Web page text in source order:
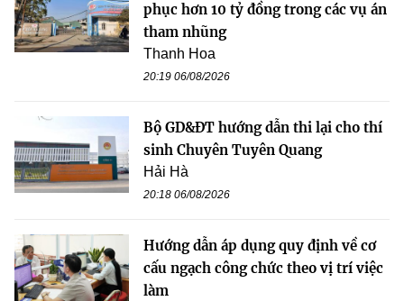
phục hơn 10 tỷ đồng trong các vụ án
tham nhũng
Thanh Hoa
20:19 06/08/2026
Bộ GD&ĐT hướng dẫn thi lại cho thí
sinh Chuyên Tuyên Quang
Hải Hà
20:18 06/08/2026
Hướng dẫn áp dụng quy định về cơ
cấu ngạch công chức theo vị trí việc
làm